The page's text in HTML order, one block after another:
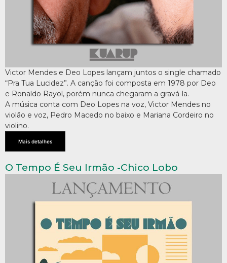
Victor Mendes e Deo Lopes lançam juntos o single chamado
“Pra Tua Lucidez”. A canção foi composta em 1978 por Deo
e Ronaldo Rayol, porém nunca chegaram a gravá-la.
A música conta com Deo Lopes na voz, Victor Mendes no
violão e voz, Pedro Macedo no baixo e Mariana Cordeiro no
violino.
Mais detalhes
O Tempo É Seu Irmão -Chico Lobo